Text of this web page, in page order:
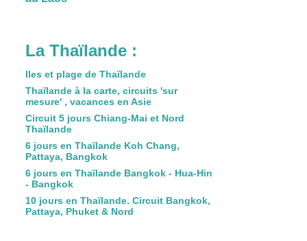
La Thaïlande :
Iles et plage de Thaïlande
Thaïlande à la carte, circuits 'sur
mesure' , vacances en Asie
Circuit 5 jours Chiang-Mai et Nord
Thaïlande
6 jours en Thaïlande Koh Chang,
Pattaya, Bangkok
6 jours en Thaïlande Bangkok - Hua-Hin
- Bangkok
10 jours en Thaïlande. Circuit Bangkok,
Pattaya, Phuket & Nord